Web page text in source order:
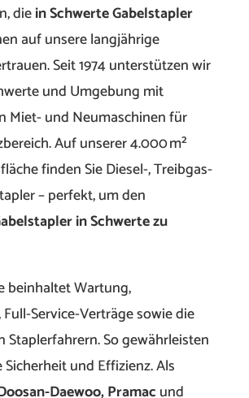
diein Schwerte Gabelstapler
auf unsere langjährige
Seit 1974 unterstützen wir
und Umgebung mit
Miet- und Neumaschinen für
Auf unserer 4.000 m²
finden Sie Diesel-, Treibgas-
– perfekt, um den
in Schwerte zu
beinhaltet Wartung,
Service-Verträge sowie die
Staplerfahrern. So gewährleisten
und Effizienz. Als
Daewoo, Pramac und